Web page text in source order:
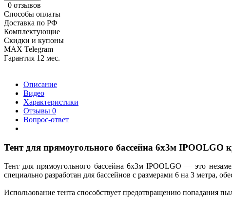
0 отзывов
Способы оплаты
Доставка по РФ
Комплектующие
Скидки и купоны
MAX Telegram
Гарантия 12 мес.
Описание
Видео
Характеристики
Отзывы 0
Вопрос-ответ
Тент для прямоугольного бассейна 6х3м
Тент для прямоугольного бассейна 6х3м IPOOLGO — это
специально разработан для бассейнов с размерами 6 на 3 метра,
Использование тента способствует предотвращению попадания